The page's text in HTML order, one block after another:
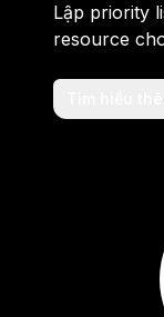
Lập priority
resource